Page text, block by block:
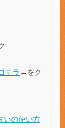
チラ ←をク
いの使い方